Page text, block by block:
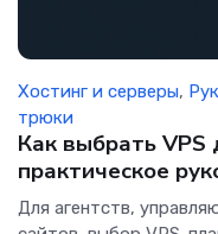
Хостинг и серверы,
трюки
Как выбрать VPS
практическое
Для агентств,